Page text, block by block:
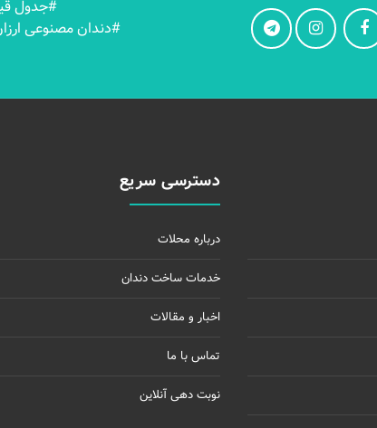
#جدول
#دندان مصنوعی
دسترسی سریع
درباره محلات
خدمات ساخت دندان
اخبار و مقالات
تماس با ما
نوبت دهی آنلاین